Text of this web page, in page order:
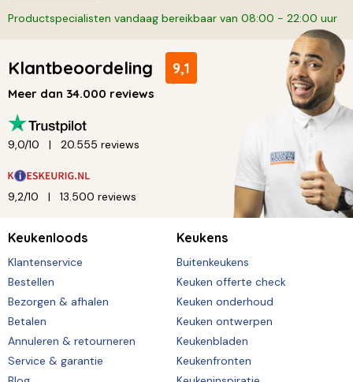
Productspecialisten vandaag bereikbaar van 08:00 - 22:00 uur
Klantbeoordeling 9,1
Meer dan 34.000 reviews
9,0/10 20.555 reviews
9,2/10 13.500 reviews
Keukenloods
Klantenservice
Bestellen
Bezorgen & afhalen
Betalen
Annuleren & retourneren
Service & garantie
Keukens
Buitenkeukens
Keuken offerte check
Keuken onderhoud
Keuken ontwerpen
Keukenbladen
Keukenfronten